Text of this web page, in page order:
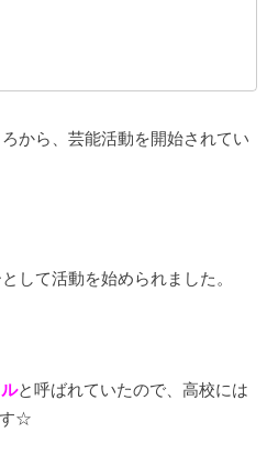
から、芸能活動を開始されてい
して活動を始められました。
と呼ばれていたので、高校には
す☆